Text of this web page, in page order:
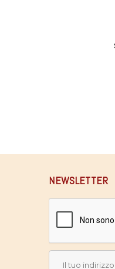
NEWSLETTER